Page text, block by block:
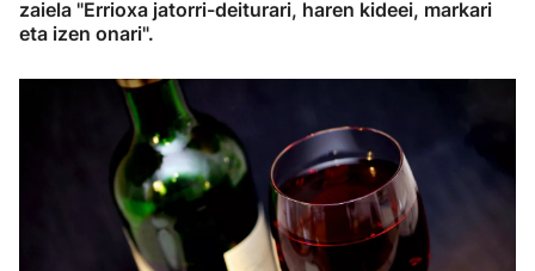
zaiela "Errioxa jatorri-deiturari, haren kideei, markari
eta izen onari".